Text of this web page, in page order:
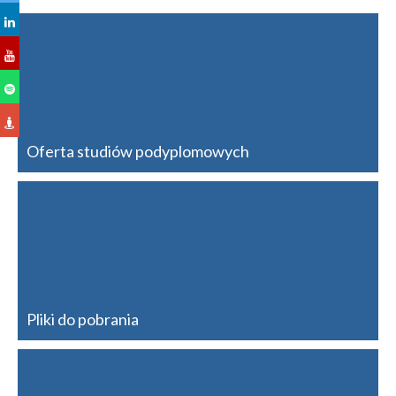
Oferta studiów podyplomowych
Pliki do pobrania